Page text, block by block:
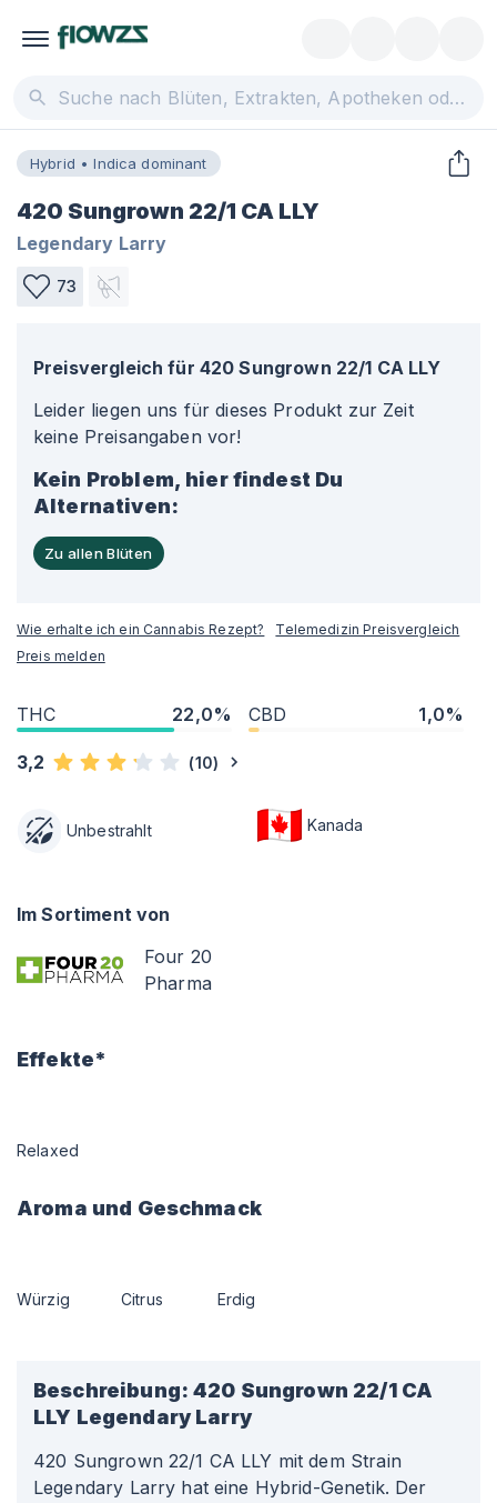
Hybrid • Indica dominant
420 Sungrown 22/1 CA LLY
Legendary Larry
73
Preisvergleich für 420 Sungrown 22/1 CA LLY
Leider liegen uns für dieses Produkt zur Zeit
keine Preisangaben vor!
Kein Problem, hier findest Du
Alternativen:
Zu allen Blüten
Wie erhalte ich ein Cannabis Rezept?
Telemedizin Preisvergleich
Preis melden
THC 22,0% CBD 1,0%
3,2 (10)
Unbestrahlt Kanada
Im Sortiment von
Four 20
Pharma
Effekte*
Relaxed
Aroma und Geschmack
Würzig Citrus Erdig
Beschreibung: 420 Sungrown 22/1 CA
LLY Legendary Larry
420 Sungrown 22/1 CA LLY mit dem Strain
Legendary Larry hat eine Hybrid-Genetik. Der